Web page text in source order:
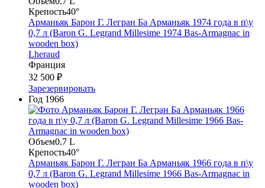
Крепость40°
Арманьяк Барон Г. Легран Ба Арманьяк 1974 года в п\у
0,7 л (Baron G. Legrand Millesime 1974 Bas-Armagnac in
wooden box)
Lheraud
Франция
32 500 ₽
Зарезервировать
Год 1966
Объем0.7 L
Крепость40°
Арманьяк Барон Г. Легран Ба Арманьяк 1966 года в п\у
0,7 л (Baron G. Legrand Millesime 1966 Bas-Armagnac in
wooden box)